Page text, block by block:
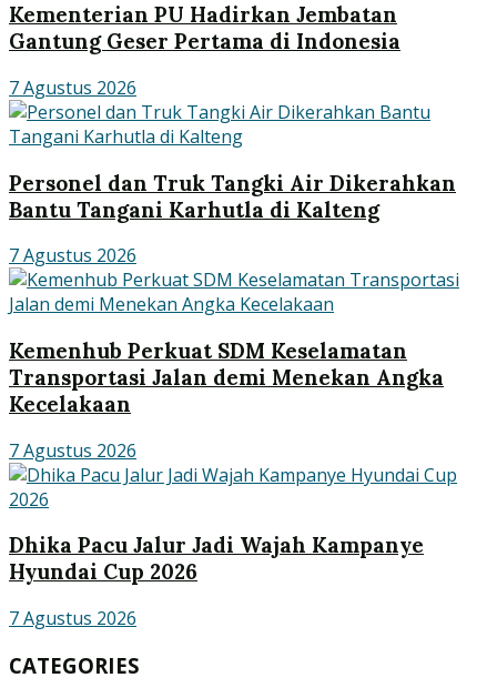
Kementerian PU Hadirkan Jembatan
Gantung Geser Pertama di Indonesia
7 Agustus 2026
Personel dan Truk Tangki Air Dikerahkan
Bantu Tangani Karhutla di Kalteng
7 Agustus 2026
Kemenhub Perkuat SDM Keselamatan
Transportasi Jalan demi Menekan Angka
Kecelakaan
7 Agustus 2026
Dhika Pacu Jalur Jadi Wajah Kampanye
Hyundai Cup 2026
7 Agustus 2026
CATEGORIES